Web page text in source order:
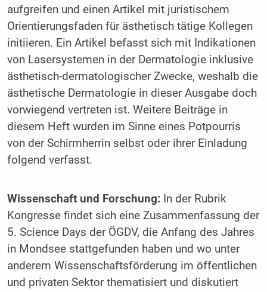
aufgreifen und einen Artikel mit juristischem
Orientierungsfaden für ästhetisch tätige Kollegen
initiieren. Ein Artikel befasst sich mit Indikationen
von Lasersystemen in der Dermatologie inklusive
ästhetisch-dermatologischer Zwecke, weshalb die
ästhetische Dermatologie in dieser Ausgabe doch
vorwiegend vertreten ist. Weitere Beiträge in
diesem Heft wurden im Sinne eines Potpourris
von der Schirmherrin selbst oder ihrer Einladung
folgend verfasst.
Wissenschaft und Forschung:In der Rubrik
Kongresse findet sich eine Zusammenfassung der
5. Science Days der ÖGDV, die Anfang des Jahres
in Mondsee stattgefunden haben und wo unter
anderem Wissenschaftsförderung im öffentlichen
und privaten Sektor thematisiert und diskutiert